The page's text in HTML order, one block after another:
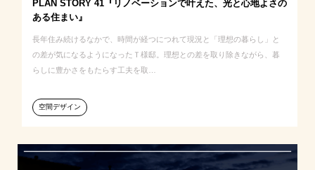
PLAN STORY 41『リノベーションで叶えた、光と心地よさの
ある住まい』
長年住み続けるなかで、時間が経つにつれて現況と「理想の暮らし」と
の差が気になるようになったＴ様邸。理想との差を取り除きながら、暮
らしに豊かさをもたらす工夫を取…
空間デザイン